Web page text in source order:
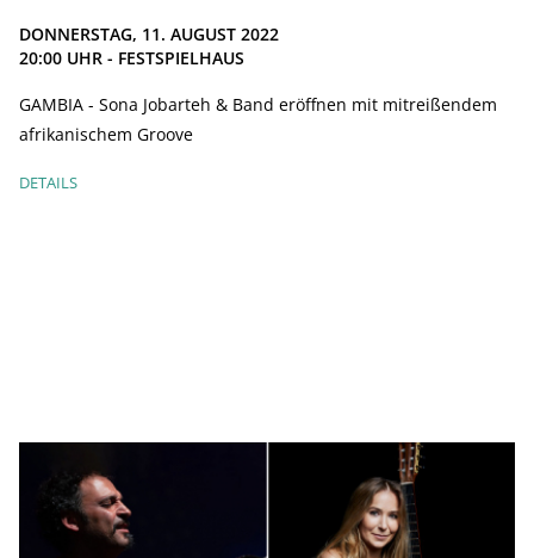
DONNERSTAG, 11. AUGUST 2022
20:00 UHR - FESTSPIELHAUS
GAMBIA - Sona Jobarteh & Band eröffnen mit mitreißendem
afrikanischem Groove
DETAILS